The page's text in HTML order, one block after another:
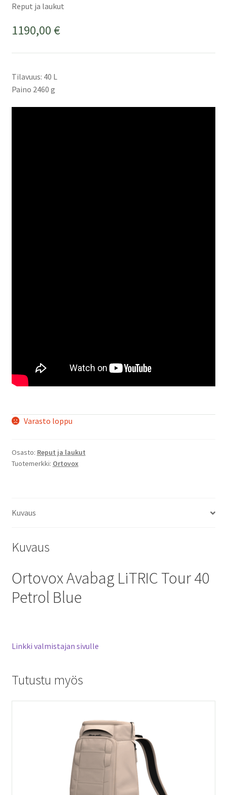
Reput ja laukut
1190,00 €
Tilavuus: 40 L
Paino 2460 g
Varasto loppu
Osasto: Reput ja laukut
Tuotemerkki: Ortovox
Kuvaus
Kuvaus
Ortovox Avabag LiTRIC Tour 40
Petrol Blue
Linkki valmistajan sivulle
Tutustu myös